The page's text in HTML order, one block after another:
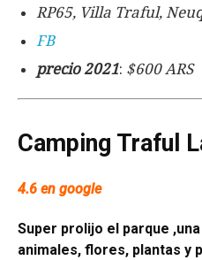
RP65, Villa Traful,
FB
precio 2021: $600 ARS
Camping Traful
4.6 en google
Super prolijo el parque
animales, flores, plantas y